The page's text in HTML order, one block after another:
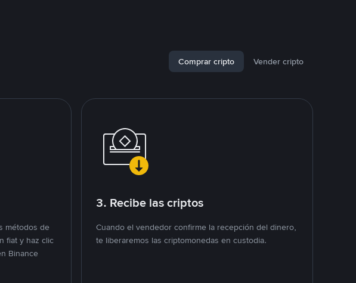
Comprar cripto Vender cripto
métodos de
fiat y haz clic
Binance
3. Recibe las criptos
Cuando el vendedor confirme la recepción del dinero,
te liberaremos las criptomonedas en custodia.